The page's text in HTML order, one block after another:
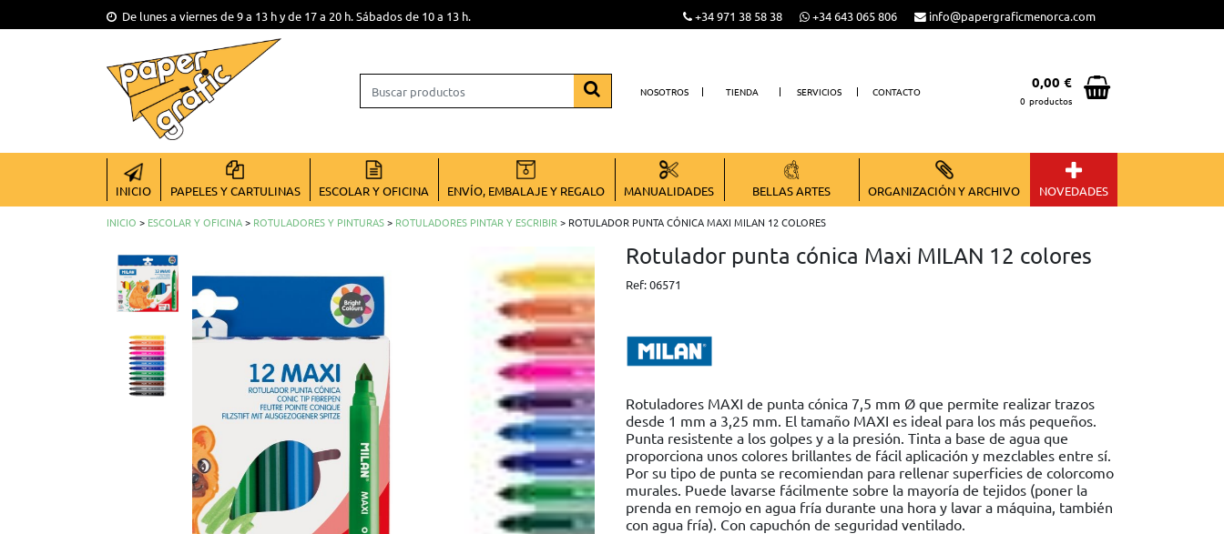
De lunes a viernes de 9 a 13 h y de 17 a 20 h. Sábados de 10 a 13 h. +34 971 38 58 38 +34 643 065 806 info@papergraficmenorca.com
NOSOTROS TIENDA SERVICIOS CONTACTO
0,00 €
0 productos
VER CESTA
INICIO
PAPELES Y CARTULINAS ESCOLAR Y OFICINA ENVÍO, EMBALAJE Y REGALO MANUALIDADES BELLAS ARTES ORGANIZACIÓN Y ARCHIVO NOVEDADES
INICIO > ESCOLAR Y OFICINA> ROTULADORES Y PINTURAS> ROTULADORES PINTAR Y ESCRIBIR> ROTULADOR PUNTA CÓNICA MAXI MILAN 12 COLORES
Rotulador punta cónica Maxi MILAN 12 colores
Ref:06571
Rotuladores MAXI de punta cónica 7,5 mm Ø que permite realizar trazos
desde 1 mm a 3,25 mm. El tamaño MAXI es ideal para los más pequeños.
Punta resistente a los golpes y a la presión. Tinta a base de agua que
proporciona unos colores brillantes de fácil aplicación y mezclables entre sí.
Por su tipo de punta se recomiendan para rellenar superficies de colorcomo
murales. Puede lavarse fácilmente sobre la mayoría de tejidos (poner la
prenda en remojo en agua fría durante una hora y lavar a máquina, también
con agua fría). Con capuchón de seguridad ventilado.